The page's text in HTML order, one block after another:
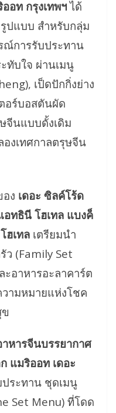
อท กรุงเทพฯได้
ปแบบ สำหรับกลุ่ม
ณ์การรับประทาน
ทับใจ ผ่านเมนู
เป็ดปักกิ่งย่าง
อร์บอสตันผัด
จีนแบบดั้งเดิม
องเทศกาลตรุษจีน
ง เดอะ ซิลค์โร้ด
ทธินี โฮเทล แบงค็
ฮเทล เตรียมนำ
ว (Family Set
ะอาหารอะลาคาร์ต
วามหมายแห่งโชค
าหารจีนบรรยากาศ
แมริออท เดอะ
ระทาน ชุดเมนู
Set Menu) ที่โดด